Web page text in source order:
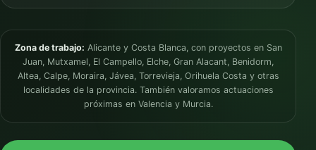
Zona de trabajo: Alicante y Costa Blanca, con proyectos en San
Juan, Mutxamel, El Campello, Elche, Gran Alacant, Benidorm,
Altea, Calpe, Moraira, Jávea, Torrevieja, Orihuela Costa y otras
localidades de la provincia. También valoramos actuaciones
próximas en Valencia y Murcia.